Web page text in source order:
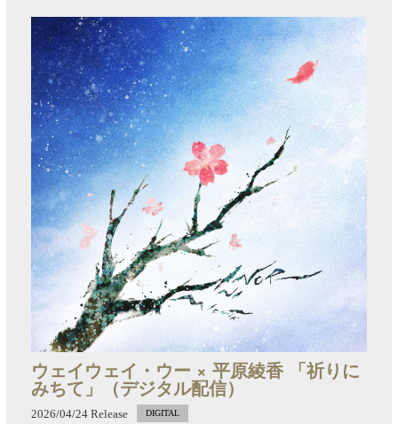
ウェイウェイ・ウー × 平原綾香 「祈りに
みちて」（デジタル配信）
2026/04/24 Release DIGITAL